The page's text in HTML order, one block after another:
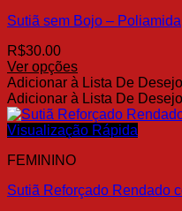
podem
escolhidas
na
página
do
produto
Sutiã sem Bojo – Poliamida
R$30.00
Ver opções
Este
produto
tem
várias
As
podem
Adicionar à Lista De
Adicionar à Lista De
Visualização Rápida
FEMININO
Sutiã Reforçado Rendado